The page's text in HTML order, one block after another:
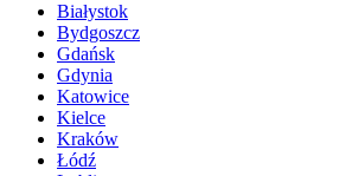
Białystok
Bydgoszcz
Gdańsk
Gdynia
Katowice
Kielce
Kraków
Łódź